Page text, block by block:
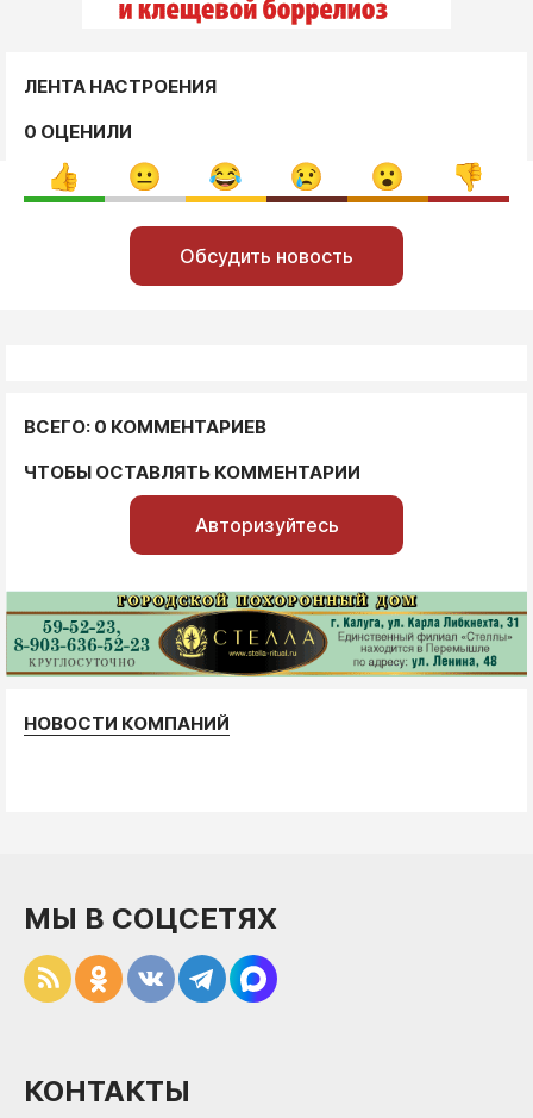
ЛЕНТА НАСТРОЕНИЯ
0 ОЦЕНИЛИ
Обсудить новость
ВСЕГО: 0 КОММЕНТАРИЕВ
ЧТОБЫ ОСТАВЛЯТЬ КОММЕНТАРИИ
Авторизуйтесь
НОВОСТИ КОМПАНИЙ
МЫ В СОЦСЕТЯХ
КОНТАКТЫ